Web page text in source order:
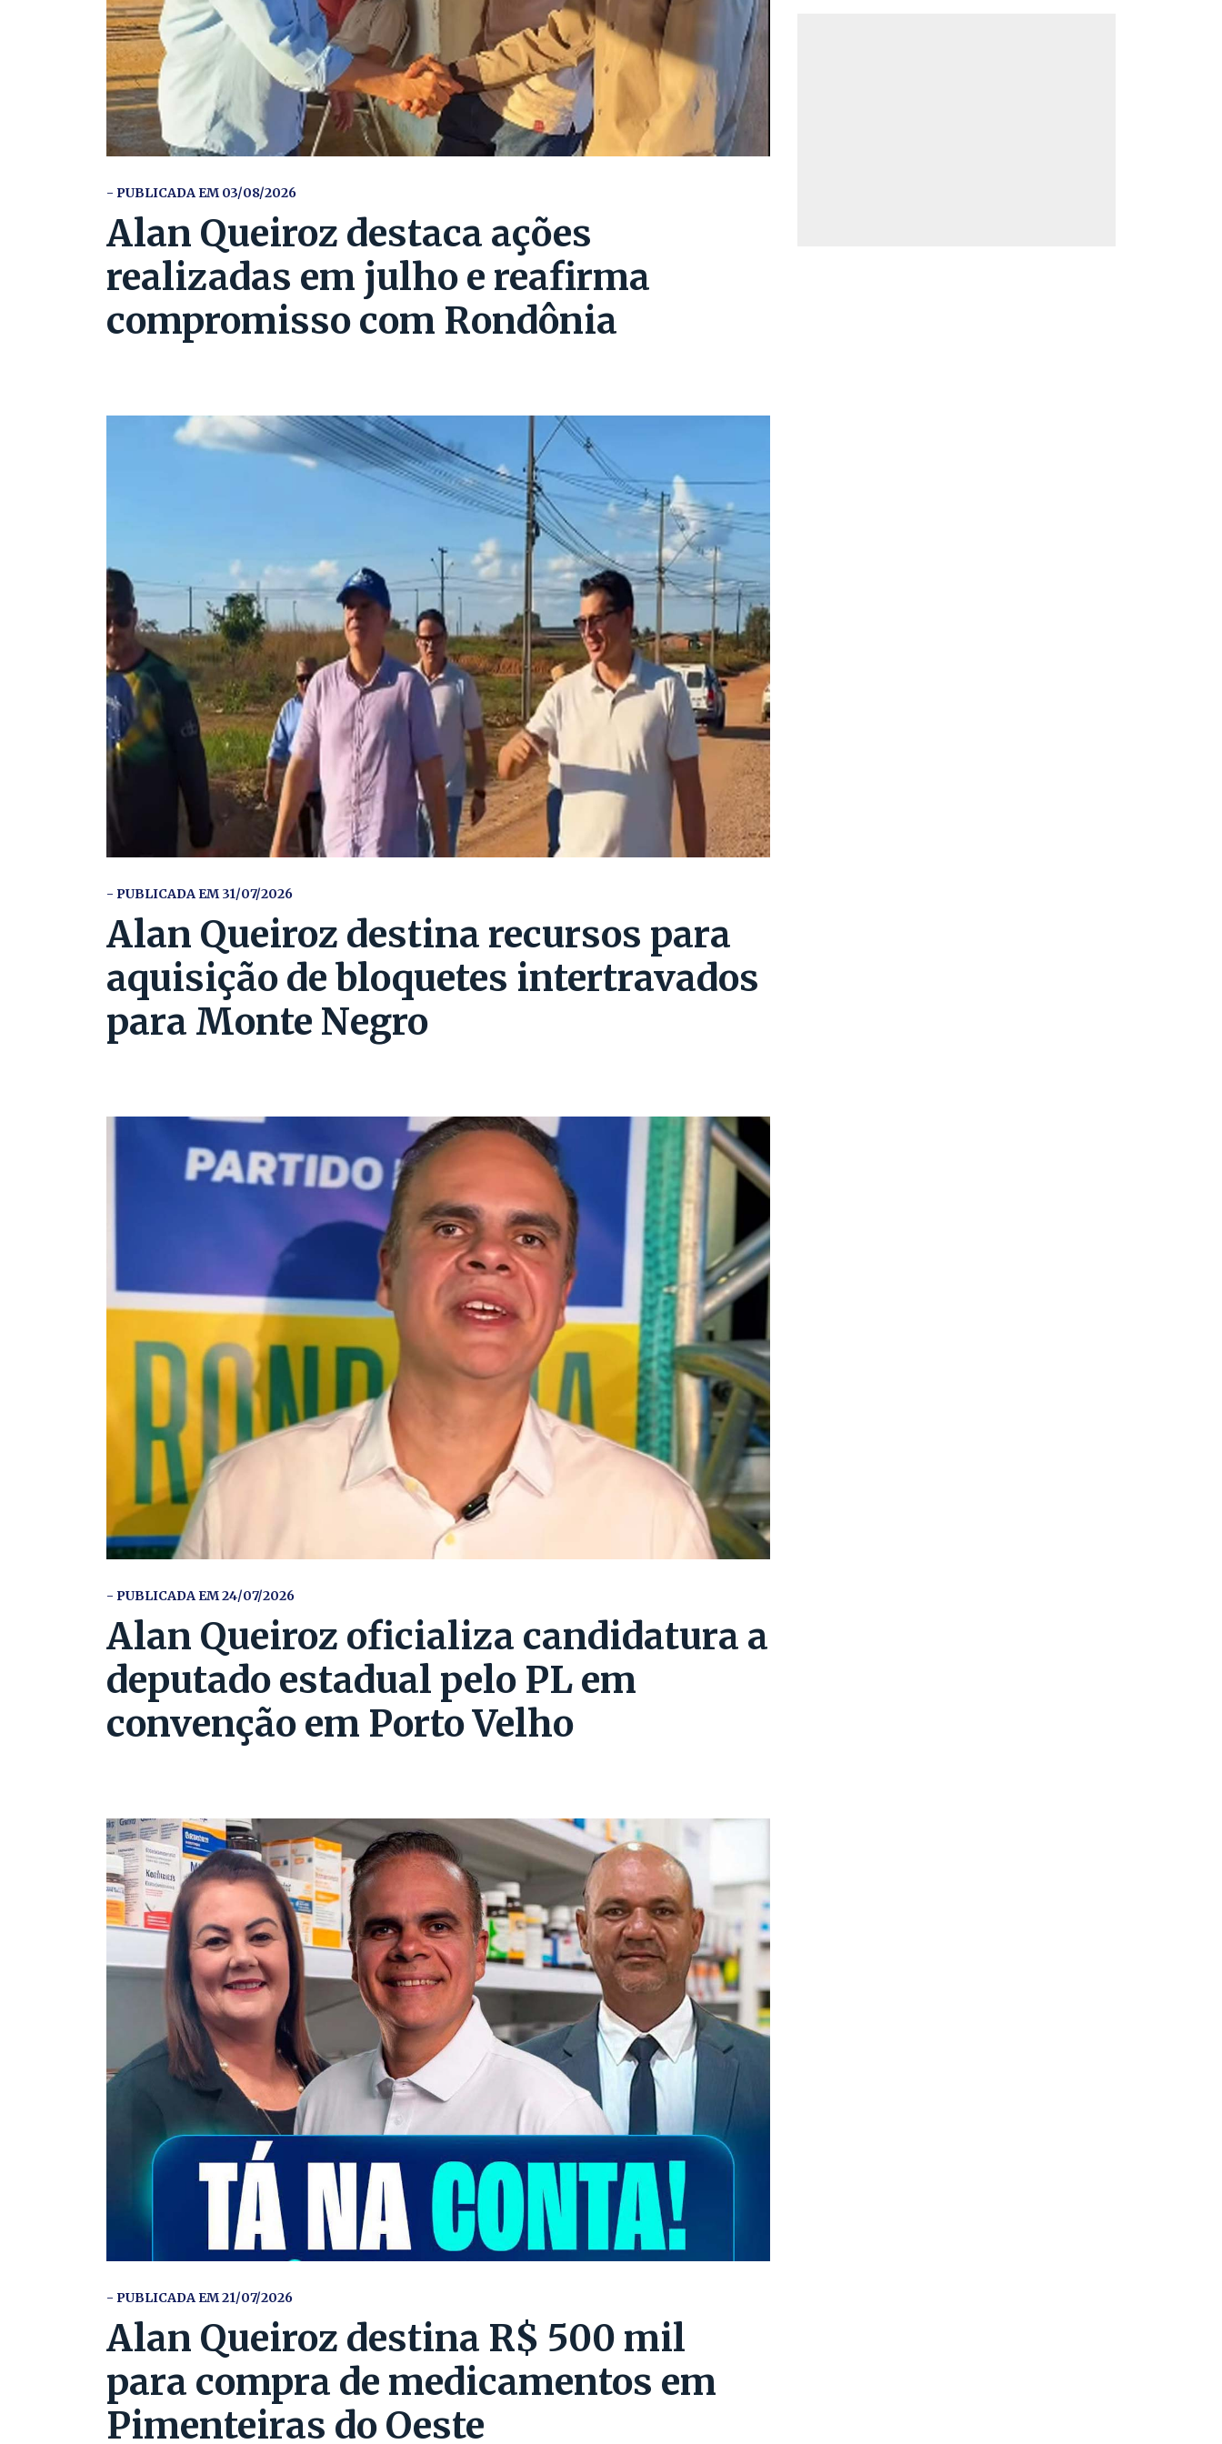
- PUBLICADA EM 03/08/2026
Alan Queiroz destaca ações
realizadas em julho e reafirma
compromisso com Rondônia
- PUBLICADA EM 31/07/2026
Alan Queiroz destina recursos para
aquisição de bloquetes intertravados
para Monte Negro
- PUBLICADA EM 24/07/2026
Alan Queiroz oficializa candidatura a
deputado estadual pelo PL em
convenção em Porto Velho
- PUBLICADA EM 21/07/2026
Alan Queiroz destina R$ 500 mil
para compra de medicamentos em
Pimenteiras do Oeste